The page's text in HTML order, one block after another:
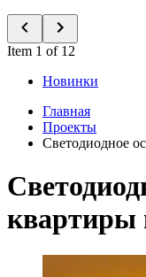
Item 1 of 12
Новинки
Главная
Проекты
Светодиодное
квартиры